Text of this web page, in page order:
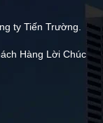
ty Tiến Trường.
Hàng Lời Chúc